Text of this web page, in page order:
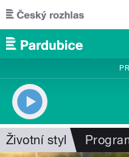
Přejít k hlavnímu obsahu
Životní styl